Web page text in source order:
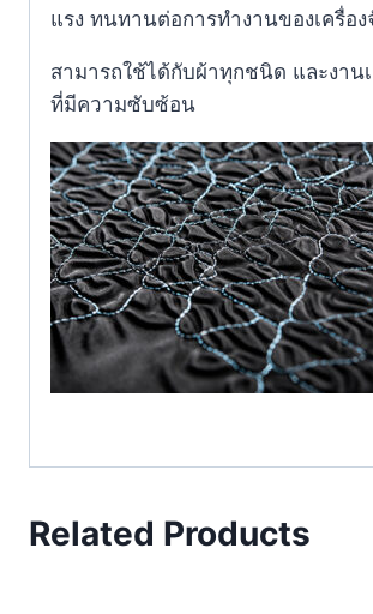
แรง ทนทานต่อการทำงานของเครื่อง
สามารถใช้ได้กับผ้าทุกชนิด และงาน
ที่มีความซับซ้อน
Related Products